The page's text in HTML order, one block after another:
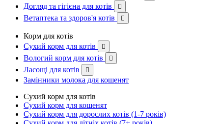
Догляд та гігієна для котів 
Ветаптека та здоров'я котів 
Корм для котів
Сухий корм для котів

Вологий корм для котів 
Ласощі для котів 
Замінники молока для кошенят
Сухий корм для котів
Сухий корм для кошенят
Сухий корм для дорослих котів (1-7 років)